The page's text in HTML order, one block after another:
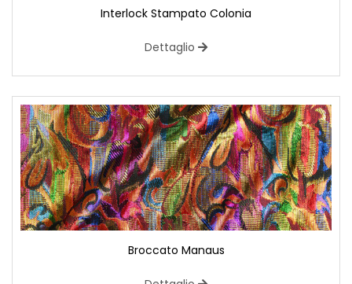
Interlock Stampato Colonia
Dettaglio
Broccato Manaus